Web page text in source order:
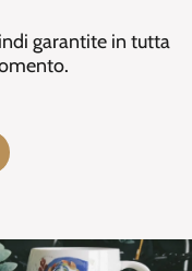
garantite in tutta